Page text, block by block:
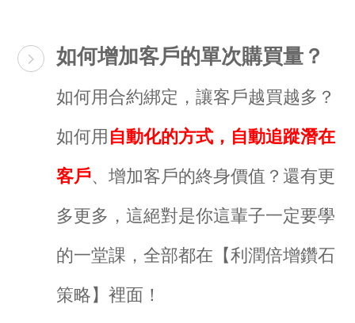
如何增加客戶的單次購買量？​
​如何用合約綁定，讓客戶越買越多？
如何用 自動化的方式，自動追蹤潛在
客戶、增加客戶的終身價值？還有更
多更多，這絕對是你這輩子一定要學
的一堂課，全部都在【利潤倍增鑽石
策略】裡面！​